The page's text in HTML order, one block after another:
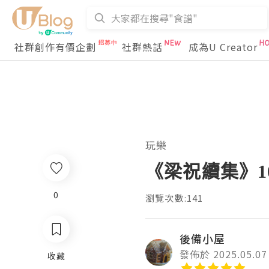
社群創作有價企劃 社群熱話 成為U Creator
玩樂
《梁祝續集》
瀏覽次數:141
後備小屋
發佈於 2025.05.07
0
收藏